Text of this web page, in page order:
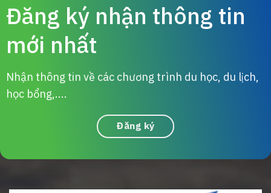
Đăng ký nhận thông tin
mới nhất
Nhận thông tin về các chương trình du học, du lịch,
học bổng,....
Đăng ký